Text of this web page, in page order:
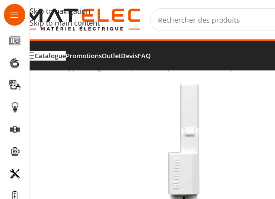
Skip to navigation
Skip to main content
CataloguePromotionsOutletDevisFAQ